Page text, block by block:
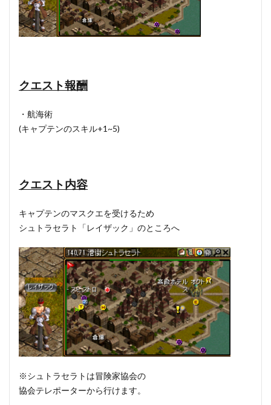
クエスト報酬
・航海術
(キャプテンのスキル+1~5)
クエスト内容
キャプテンのマスクエを受けるため
シュトラセラト「レイザック」のところへ
※シュトラセラトは冒険家協会の
協会テレポーターから行けます。